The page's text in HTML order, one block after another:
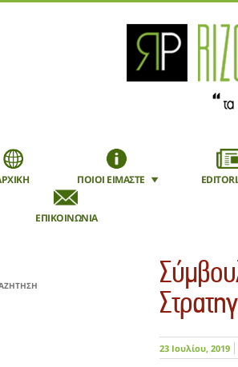
ΠΟΙΟΙ ΕΙΜΑΣΤΕ
ΕΠΙΚΟΙΝΩΝΙΑ
Εγγραφή
23 Ιουλίου, 2019